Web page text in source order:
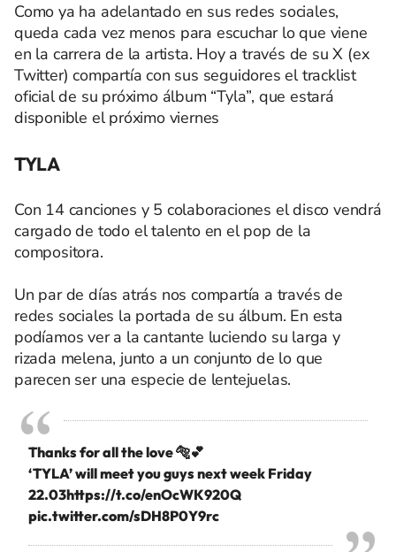
Como ya ha adelantado en sus redes sociales,
queda cada vez menos para escuchar lo que viene
en la carrera de la artista. Hoy a través de su X (ex
Twitter) compartía con sus seguidores el tracklist
oficial de su próximo álbum “Tyla”, que estará
disponible el próximo viernes
TYLA
Con 14 canciones y 5 colaboraciones el disco vendrá
cargado de todo el talento en el pop de la
compositora.
Un par de días atrás nos compartía a través de
redes sociales la portada de su álbum. En esta
podíamos ver a la cantante luciendo su larga y
rizada melena, junto a un conjunto de lo que
parecen ser una especie de lentejuelas.
Thanks for all the love 🐅💕
‘TYLA’ will meet you guys next week Friday
22.03https://t.co/enOcWK920Q
pic.twitter.com/sDH8P0Y9rc